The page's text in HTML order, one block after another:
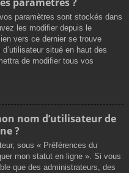
paramètres sont stockés dans
les modifier depuis le
vers ce dernier se trouve
situé en haut des
de modifier tous vos
nom d’utilisateur de
?
sous « Préférences du
mon statut en ligne ». Si vous
que des administrateurs, des